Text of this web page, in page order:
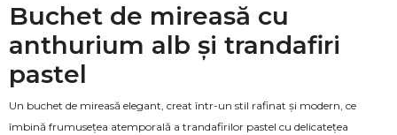
Buchet de mireasă cu
anthurium alb și trandafiri
pastel
Un buchet de mireasă elegant, creat într-un stil rafinat și modern, ce
îmbină frumusețea atemporală a trandafirilor pastel cu delicatețea